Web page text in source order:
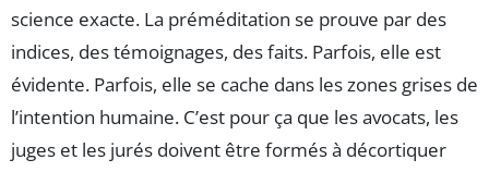
science exacte. La préméditation se prouve par des
indices, des témoignages, des faits. Parfois, elle est
évidente. Parfois, elle se cache dans les zones grises de
l’intention humaine. C’est pour ça que les avocats, les
juges et les jurés doivent être formés à décortiquer